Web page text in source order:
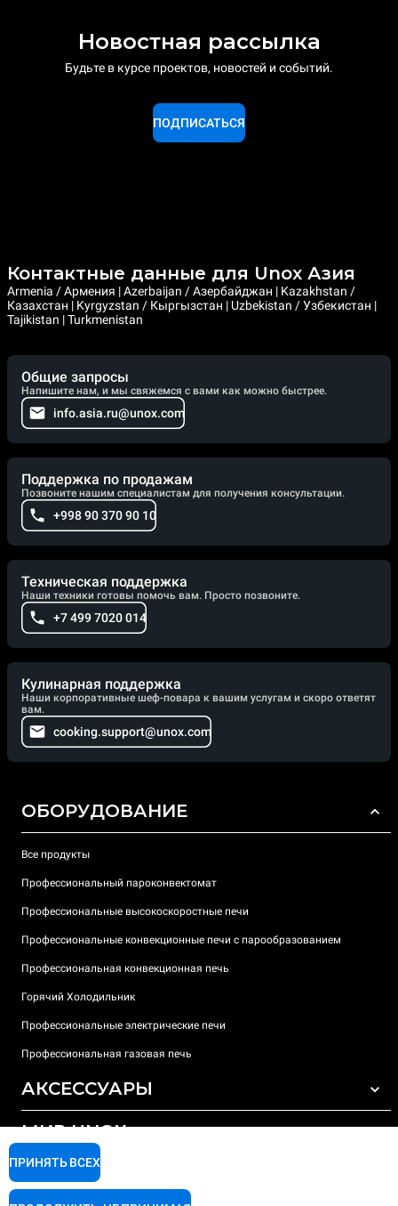
Новостная рассылка
Будьте в курсе проектов, новостей и событий.
ПОДПИСАТЬСЯ
Контактные данные для Unox Азия
Armenia / Армения | Azerbaijan / Азербайджан | Kazakhstan /
Казахстан | Kyrgyzstan / Кыргызстан | Uzbekistan / Узбекистан |
Tajikistan | Turkmenistan
Общие запросы
Напишите нам, и мы свяжемся с вами как можно быстрее.
info.asia.ru@unox.com
Поддержка по продажам
Позвоните нашим специалистам для получения консультации.
+998 90 370 90 10
Техническая поддержка
Наши техники готовы помочь вам. Просто позвоните.
+7 499 7020 014
Кулинарная поддержка
Наши корпоративные шеф-повара к вашим услугам и скоро ответят
вам.
cooking.support@unox.com
ОБОРУДОВАНИЕ
Все продукты
Профессиональный пароконвектомат
Профессиональные высокоскоростные печи
Профессиональные конвекционные печи с парообразованием
Профессиональная конвекционная печь
Горячий Холодильник
Профессиональные электрические печи
Профессиональная газовая печь
АКСЕССУАРЫ
Моющие средства для автоматической мойки
Моющие средства для мойки вручную
МИР UNOX
Наши офисы по всему миру
ПОДДЕРЖКА
ПРИНЯТЬ ВСЕХ